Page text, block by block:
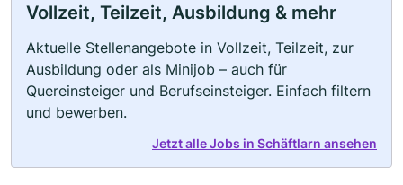
Vollzeit, Teilzeit, Ausbildung & mehr
Aktuelle Stellenangebote in Vollzeit, Teilzeit, zur
Ausbildung oder als Minijob – auch für
Quereinsteiger und Berufseinsteiger. Einfach filtern
und bewerben.
Jetzt alle Jobs in Schäftlarn ansehen